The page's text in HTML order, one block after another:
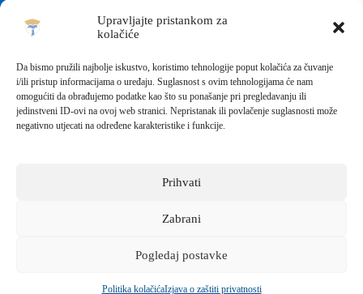
Upravljajte pristankom za
kolačiće
Da bismo pružili najbolje iskustvo, koristimo tehnologije poput kolačića za čuvanje
i/ili pristup informacijama o uređaju. Suglasnost s ovim tehnologijama će nam
omogućiti da obrađujemo podatke kao što su ponašanje pri pregledavanju ili
jedinstveni ID-ovi na ovoj web stranici. Nepristanak ili povlačenje suglasnosti može
negativno utjecati na određene karakteristike i funkcije.
Prihvati
Zabrani
Pogledaj postavke
Politika kolačićaIzjava o zaštiti privatnosti
EMAIL:
EMAIL:
fkgsinj@gmail.com
Svako neovlašteno preuzimanje fotografija i sadržaja s ove web
Sva prava pridržana © 2026 - FRANJEVAČKA KLASIČNA
PRAVOM JAVNOSTI